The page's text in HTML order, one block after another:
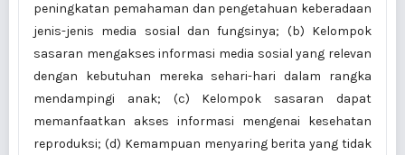
peningkatan pemahaman dan pengetahuan keberadaan
jenis-jenis media sosial dan fungsinya; (b) Kelompok
sasaran mengakses informasi media sosial yang relevan
dengan kebutuhan mereka sehari-hari dalam rangka
mendampingi anak; (c) Kelompok sasaran dapat
memanfaatkan akses informasi mengenai kesehatan
reproduksi; (d) Kemampuan menyaring berita yang tidak